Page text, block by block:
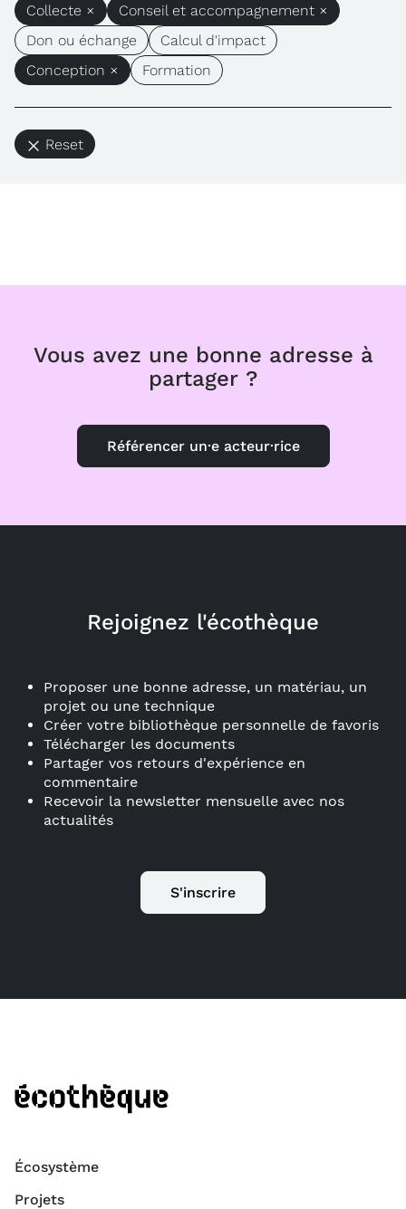
Collecte ×
Conseil et accompagnement ×
Don ou échange
Calcul d'impact
Conception ×
Formation
Reset
Vous avez une bonne adresse à
partager ?
Référencer un·e acteur·rice
Rejoignez l'écothèque
Proposer une bonne adresse, un matériau, un
projet ou une technique
Créer votre bibliothèque personnelle de favoris
Télécharger les documents
Partager vos retours d'expérience en
commentaire
Recevoir la newsletter mensuelle avec nos
actualités
S'inscrire
Écosystème
Projets